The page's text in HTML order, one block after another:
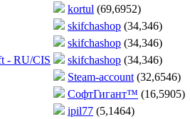
kortul (69,6952)
skifchashop (34,346)
skifchashop (34,346)
- RU/CIS
skifchashop (34,346)
Steam-account (32,6546)
СофтГигант™ (16,5905)
ipil77 (5,1464)